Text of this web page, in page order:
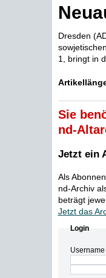
Dresden
1, bringt in
Sie
nd-
Jetzt ein
Als
nd-Archiv
beträgt
Jetzt das
Login
Username